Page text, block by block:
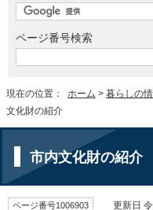
ページ番号検索
現在の位置： ホーム > 暮らしの
文化財の紹介
市内文化財の紹介
ページ番号1006903 更新日 令